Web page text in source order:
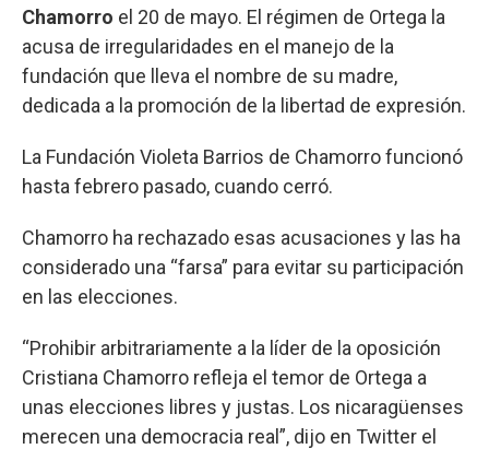
Chamorro el 20 de mayo. El régimen de Ortega la
acusa de irregularidades en el manejo de la
fundación que lleva el nombre de su madre,
dedicada a la promoción de la libertad de expresión.
La Fundación Violeta Barrios de Chamorro funcionó
hasta febrero pasado, cuando cerró.
Chamorro ha rechazado esas acusaciones y las ha
considerado una “farsa” para evitar su participación
en las elecciones.
“Prohibir arbitrariamente a la líder de la oposición
Cristiana Chamorro refleja el temor de Ortega a
unas elecciones libres y justas. Los nicaragüenses
merecen una democracia real”, dijo en Twitter el